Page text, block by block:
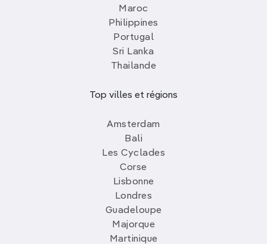
Maroc
Philippines
Portugal
Sri Lanka
Thailande
Top villes et régions
Amsterdam
Bali
Les Cyclades
Corse
Lisbonne
Londres
Guadeloupe
Majorque
Martinique